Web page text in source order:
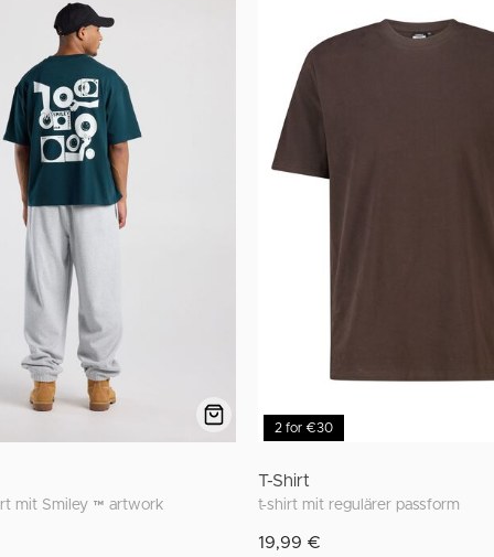
mit Smiley ™ artwork
2 for €30
T-Shirt
t-shirt mit regulärer passform
19,99 €